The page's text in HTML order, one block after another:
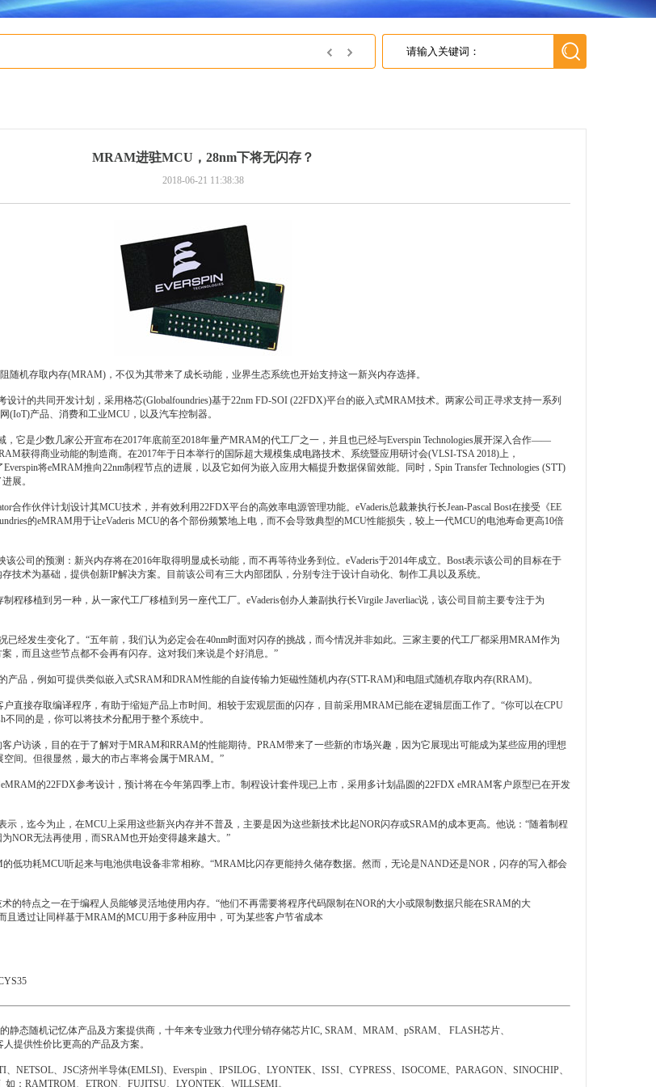
英尚微获得灵动微颁发的灵动MindSPIN有感方波电机小型合格证
MRAM进驻MCU，28nm下将无闪存？
2018-06-21 11:38:38
随机存取内存(MRAM)，不仅为其带来了成长动能，业界生态系统也开始支持这一新兴内存选择。
设计的共同开发计划，采用格芯(Globalfoundries)基于22nm FD-SOI (22FDX)平台的嵌入式MRAM技术。两家公司正寻求支持一系列
(IoT)产品、消费和工业MCU，以及汽车控制器。
，它是少数几家公开宣布在2017年底前至2018年量产MRAM的代工厂之一，并且也已经与Everspin Technologies展开深入合作——
获得商业动能的制造商。在2017年于日本举行的国际超大规模集成电路技术、系统暨应用研讨会(VLSI-TSA 2018)上，
将eMRAM推向22nm制程节点的进展，以及它如何为嵌入应用大幅提升数据保留效能。同时，Spin Transfer Technologies (STT)
展。
合作伙伴计划设计其MCU技术，并有效利用22FDX平台的高效率电源管理功能。eVaderis总裁兼执行长Jean-Pascal Bost在接受《EE
的eMRAM用于让eVaderis MCU的各个部份频繁地上电，而不会导致典型的MCU性能损失，较上一代MCU的电池寿命更高10倍
该公司的预测：新兴内存将在2016年取得明显成长动能，而不再等待业务到位。eVaderis于2014年成立。Bost表示该公司的目标在于
技术为基础，提供创新IP解决方案。目前该公司有三大内部团队，分别专注于设计自动化、制作工具以及系统。
程移植到另一种，从一家代工厂移植到另一座代工厂。eVaderis创办人兼副执行长Virgile Javerliac说，该公司目前主要专注于为
已经发生变化了。“五年前，我们认为必定会在40nm时面对闪存的挑战，而今情况并非如此。三家主要的代工厂都采用MRAM作为
，而且这些节点都不会再有闪存。这对我们来说是个好消息。”
产品，例如可提供类似嵌入式SRAM和DRAM性能的自旋传输力矩磁性随机内存(STT-RAM)和电阻式随机存取内存(RRAM)。
户直接存取编译程序，有助于缩短产品上市时间。相较于宏观层面的闪存，目前采用MRAM已能在逻辑层面工作了。“你可以在CPU
同的是，你可以将技术分配用于整个系统中。
客户访谈，目的在于了解对于MRAM和RRAM的性能期待。PRAM带来了一些新的市场兴趣，因为它展现出可能成为某些应用的理想
间。但很显然，最大的市占率将会属于MRAM。”
eMRAM的22FDX参考设计，预计将在今年第四季上市。制程设计套件现已上市，采用多计划晶圆的22FDX eMRAM客户原型已在开发
示，迄今为止，在MCU上采用这些新兴内存并不普及，主要是因为这些新技术比起NOR闪存或SRAM的成本更高。他说：“随着制程
NOR无法再使用，而SRAM也开始变得越来越大。”
的低功耗MCU听起来与电池供电设备非常相称。“MRAM比闪存更能持久储存数据。然而，无论是NAND还是NOR，闪存的写入都会
的特点之一在于编程人员能够灵活地使用内存。“他们不再需要将程序代码限制在NOR的大小或限制数据只能在SRAM的大
且透过让同样基于MRAM的MCU用于多种应用中，可为某些客户节省成本
静态随机记忆体产品及方案提供商，十年来专业致力代理分销存储芯片IC, SRAM、MRAM、pSRAM、 FLASH芯片、
提供性价比更高的产品及方案。
NETSOL、JSC济州半导体(EMLSI)、Everspin 、IPSILOG、LYONTEK、ISSI、CYPRESS、ISOCOME、PARAGON、SINOCHIP、
：RAMTROM、ETRON、FUJITSU、LYONTEK、WILLSEMI。